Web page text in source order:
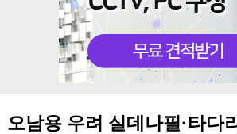
오남용 우려 실데나필·타다